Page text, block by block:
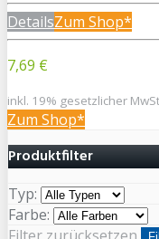
DetailsZum Shop*
7,69 €
inkl. 19% gesetzlicher
Zum Shop*
Produktfilter
Typ:
Farbe: